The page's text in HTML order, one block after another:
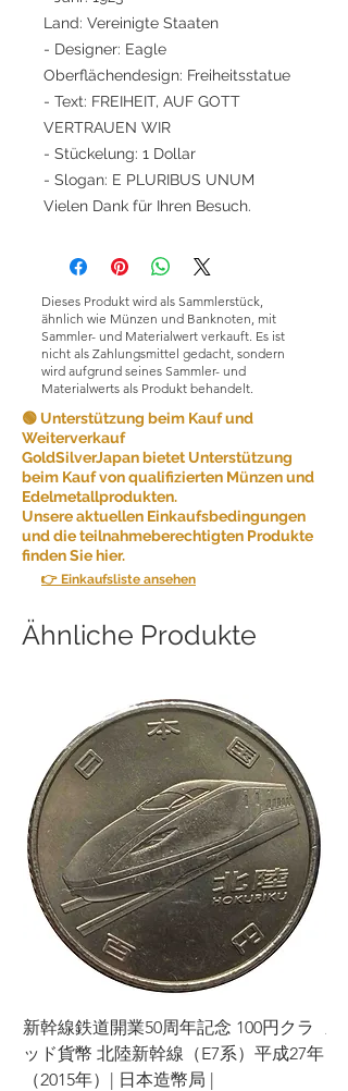
Land: Vereinigte Staaten
- Designer: Eagle
Oberflächendesign: Freiheitsstatue
- Text: FREIHEIT, AUF GOTT
VERTRAUEN WIR
- Stückelung: 1 Dollar
- Slogan: E PLURIBUS UNUM
Vielen Dank für Ihren Besuch.
Dieses Produkt wird als Sammlerstück,
ähnlich wie Münzen und Banknoten, mit
Sammler- und Materialwert verkauft. Es ist
nicht als Zahlungsmittel gedacht, sondern
wird aufgrund seines Sammler- und
Materialwerts als Produkt behandelt.
🟢 Unterstützung beim Kauf und
Weiterverkauf
GoldSilverJapan bietet Unterstützung
beim Kauf von qualifizierten Münzen und
Edelmetallprodukten.
Unsere aktuellen Einkaufsbedingungen
und die teilnahmeberechtigten Produkte
finden Sie hier.
👉 Einkaufsliste ansehen
Ähnliche Produkte
新幹線鉄道開業50周年記念 100円クラ
ッド貨幣 北陸新幹線（E7系）平成27年
（2015年）| 日本造幣局 |